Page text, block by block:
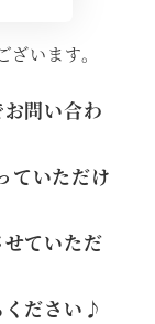
います。
問い合わ
ていただけ
ていただ
ださい♪